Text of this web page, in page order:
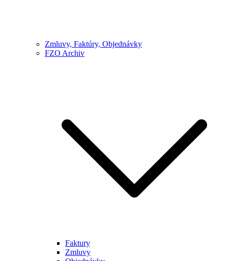
Zmluvy, Faktúry, Objednávky
FZO Archiv
Faktury
Zmluvy